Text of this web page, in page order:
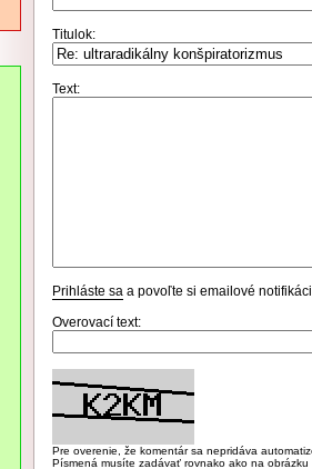
Titulok:
Text:
Prihláste sa a povoľte si emailové
Overovací text:
Pre overenie, že komentár sa nepridáva
Písmená musíte zadávať rovnako ako na